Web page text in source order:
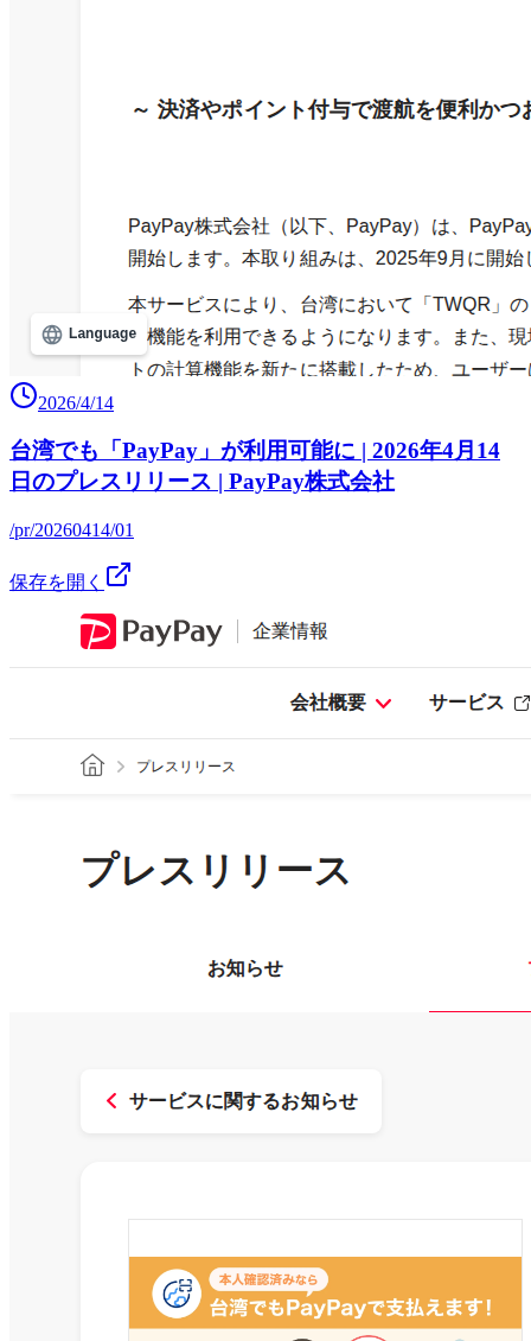
2026/4/14
台湾でも「PayPay」が利用可能に | 2026年4月14
日のプレスリリース | PayPay株式会社
/pr/20260414/01
保存を開く